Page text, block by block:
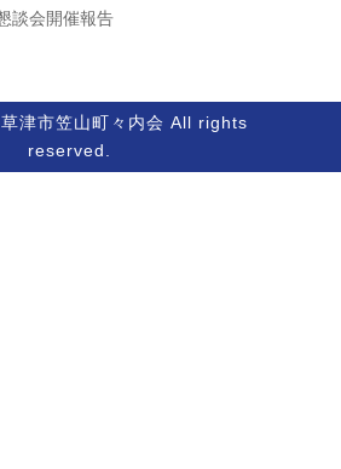
談会開催報告
津市笠山町々内会 All rights
reserved.